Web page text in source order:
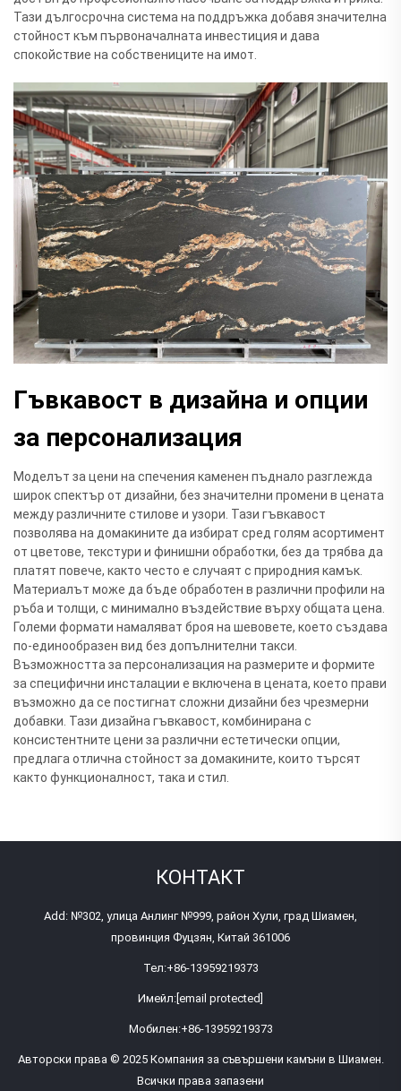
Тази дългосрочна система на поддръжка добавя значителна
стойност към първоначалната инвестиция и дава
спокойствие на собствениците на имот.
Гъвкавост в дизайна и опции
за персонализация
Моделът за цени на спечения каменен пъднало разглежда
широк спектър от дизайни, без значителни промени в цената
между различните стилове и узори. Тази гъвкавост
позволява на домакините да избират сред голям асортимент
от цветове, текстури и финишни обработки, без да трябва да
платят повече, както често е случаят с природния камък.
Материалът може да бъде обработен в различни профили на
ръба и толщи, с минимално въздействие върху общата цена.
Големи формати намаляват броя на шевовете, което създава
по-единообразен вид без допълнителни такси.
Възможността за персонализация на размерите и формите
за специфични инсталации е включена в цената, което прави
възможно да се постигнат сложни дизайни без чрезмерни
добавки. Тази дизайна гъвкавост, комбинирана с
консистентните цени за различни естетически опции,
предлага отлична стойност за домакините, които търсят
както функционалност, така и стил.
КОНТАКТ
Add: №302, улица Анлинг №999, район Хули, град Шиамен,
провинция Фуцзян, Китай 361006
Тел:+86-13959219373
Имейл: [email protected]
Мобилен:+86-13959219373
Авторски права © 2025 Компания за съвършени камъни в Шиамен.
Всички права запазени